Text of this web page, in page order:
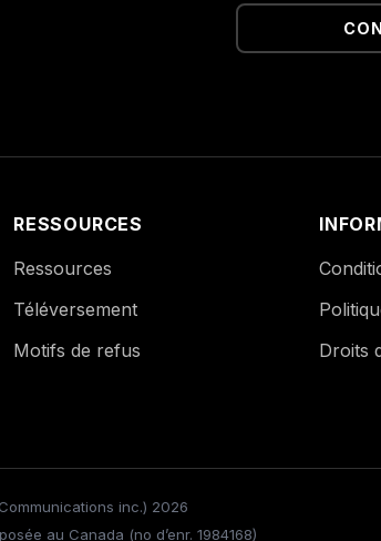
RESSOURCES
Ressources
Téléversement
Motifs de refus
Droits
inc.) 2026
au Canada (no d’enr. 1984168)